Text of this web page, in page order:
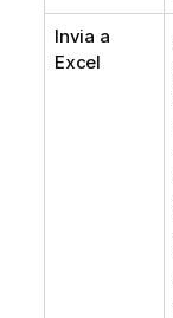
Invia a
Excel